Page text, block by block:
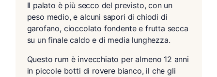
Il palato è più secco del previsto, con un
peso medio, e alcuni sapori di chiodi di
garofano, cioccolato fondente e frutta secca
su un finale caldo e di media lunghezza.
Questo rum è invecchiato per almeno 12 anni
in piccole botti di rovere bianco, il che gli